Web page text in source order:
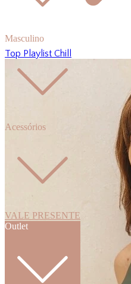
Masculino
Acessórios
VALE PRESENTE
Outlet
Top Playlist Chill